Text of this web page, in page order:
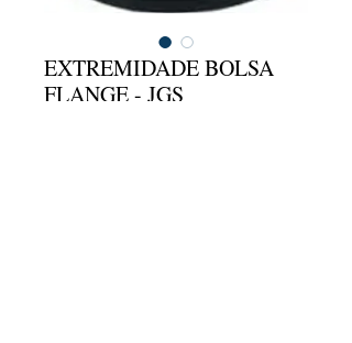
EXTREMIDADE BOLSA
FLANGE - JGS